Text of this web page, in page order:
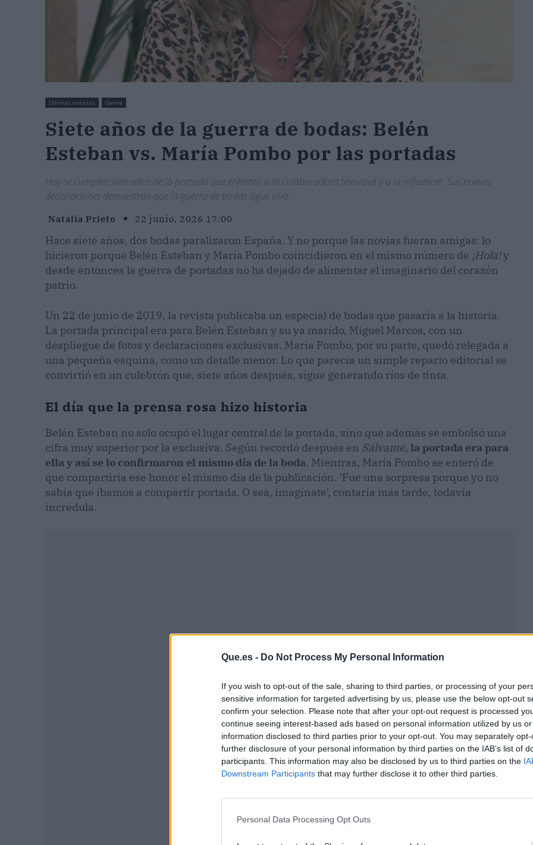
Que.es - Do Not Process My Personal Information
If you wish to opt-out of the sale, sharing to third parties, or processing of your
sensitive information for targeted advertising by us, please use the below opt-out
confirm your selection. Please note that after your opt-out request is processed
continue seeing interest-based ads based on personal information utilized by us
information disclosed to third parties prior to your opt-out. You may separately
further disclosure of your personal information by third parties on the IAB’s list of
participants. This information may also be disclosed by us to third parties on the
Downstream Participants that may further disclose it to other third parties.
Personal Data Processing Opt Outs
Últimas noticias Gente
Siete años de la guerra de bodas: Belén
Esteban vs. María Pombo por las portadas
Hoy se cumplen siete años de la portada que enfrentó a la colaboradora televisiva y a la influencer. Sus nuevas
declaraciones demuestran que la guerra de bodas sigue viva.
Natalia Prieto 22 junio, 2026 17:00
Hace siete años, dos bodas paralizaron España. Y no porque las novias fueran amigas: lo
hicieron porque Belén Esteban y María Pombo coincidieron en el mismo número de ¡Hola!y
desde entonces la guerra de portadas no ha dejado de alimentar el imaginario del corazón
patrio.
Un 22 de junio de 2019, la revista publicaba un especial de bodas que pasaría a la historia.
La portada principal era para Belén Esteban y su ya marido, Miguel Marcos, con un
despliegue de fotos y declaraciones exclusivas. María Pombo, por su parte, quedó relegada a
una pequeña esquina, como un detalle menor. Lo que parecía un simple reparto editorial se
convirtió en un culebrón que, siete años después, sigue generando ríos de tinta.
El día que la prensa rosa hizo historia
Belén Esteban no solo ocupó el lugar central de la portada, sino que además se embolsó una
cifra muy superior por la exclusiva. Según recordó después en Sálvame, la portada era para
ella y así se lo confirmaron el mismo día de la boda. Mientras, María Pombo se enteró de
que compartiría ese honor el mismo día de la publicación. 'Fue una sorpresa porque yo no
sabía que íbamos a compartir portada. O sea, imagínate', contaría más tarde, todavía
incrédula.
Publicidad